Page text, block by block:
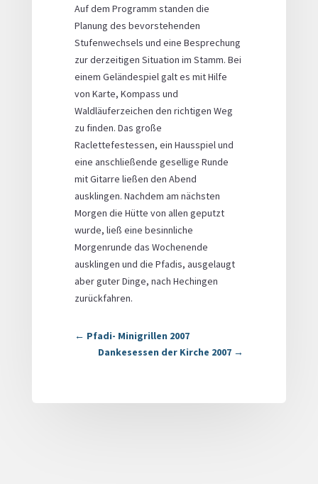
Auf dem Programm standen die
Planung des bevorstehenden
Stufenwechsels und eine Besprechung
zur derzeitigen Situation im Stamm. Bei
einem Geländespiel galt es mit Hilfe
von Karte, Kompass und
Waldläuferzeichen den richtigen Weg
zu finden. Das große
Raclettefestessen, ein Hausspiel und
eine anschließende gesellige Runde
mit Gitarre ließen den Abend
ausklingen. Nachdem am nächsten
Morgen die Hütte von allen geputzt
wurde, ließ eine besinnliche
Morgenrunde das Wochenende
ausklingen und die Pfadis, ausgelaugt
aber guter Dinge, nach Hechingen
zurückfahren.
← Pfadi- Minigrillen 2007
Dankesessen der Kirche 2007 →